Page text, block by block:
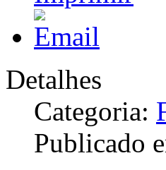
Detalhes
Categoria:
Publicado